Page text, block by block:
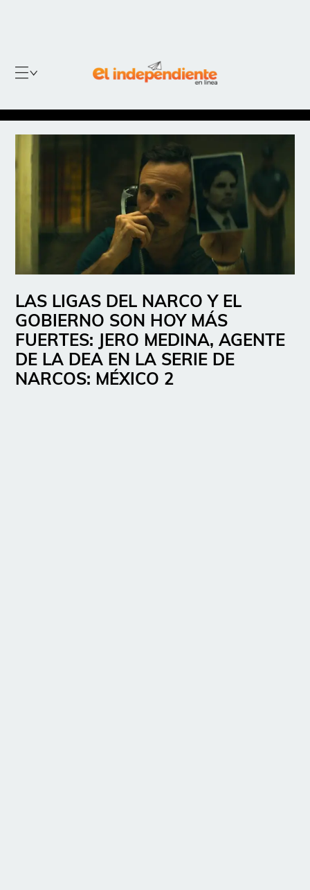
LAS LIGAS DEL NARCO Y EL
GOBIERNO SON HOY MÁS
FUERTES: JERO MEDINA, AGENTE
DE LA DEA EN LA SERIE DE
NARCOS: MÉXICO 2